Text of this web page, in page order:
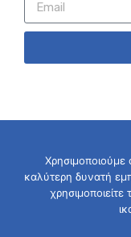
©
καλύτερη δυνατή